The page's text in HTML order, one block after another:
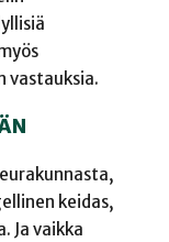
vastauksia.
keidas,
Ja vaikka